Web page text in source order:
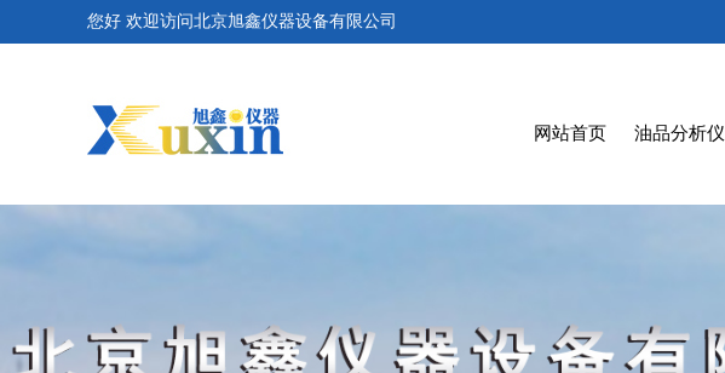
您好 欢迎访问北京旭鑫仪器设备有限公司
网站首页 油品分析仪